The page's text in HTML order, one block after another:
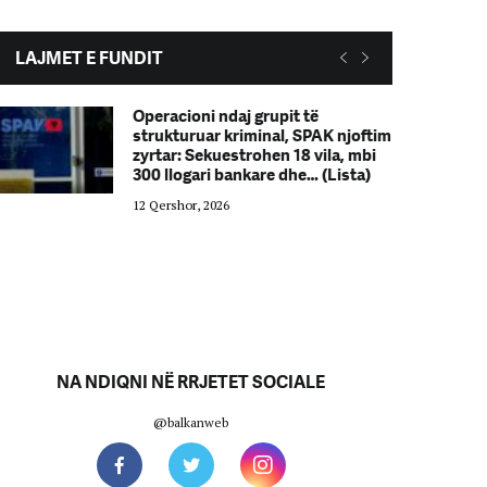
LAJMET E FUNDIT
Operacioni ndaj grupit të
strukturuar kriminal, SPAK njoftim
zyrtar: Sekuestrohen 18 vila, mbi
300 llogari bankare dhe… (Lista)
12 Qershor, 2026
NA NDIQNI NË RRJETET SOCIALE
@balkanweb